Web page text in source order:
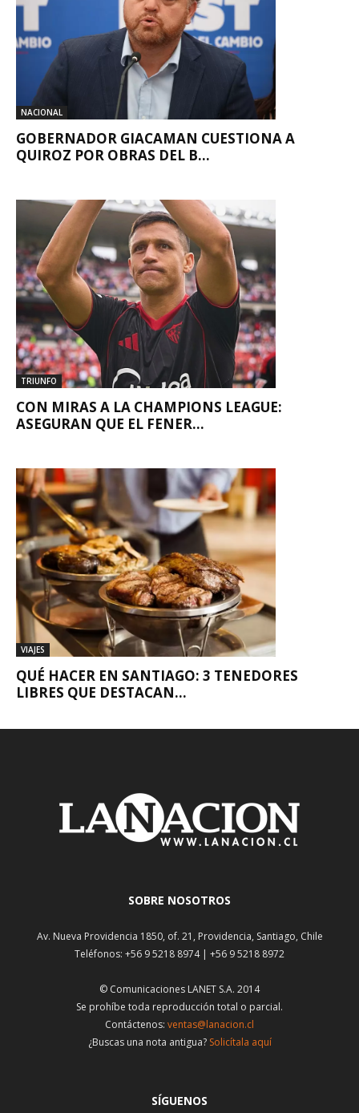
NACIONAL
GOBERNADOR GIACAMAN CUESTIONA A
QUIROZ POR OBRAS DEL B...
TRIUNFO
CON MIRAS A LA CHAMPIONS LEAGUE:
ASEGURAN QUE EL FENER...
VIAJES
QUÉ HACER EN SANTIAGO: 3 TENEDORES
LIBRES QUE DESTACAN...
SOBRE NOSOTROS
Av. Nueva Providencia 1850, of. 21, Providencia, Santiago, Chile
Teléfonos: +56 9 5218 8974 | +56 9 5218 8972
© Comunicaciones LANET S.A. 2014
Se prohíbe toda reproducción total o parcial.
Contáctenos: ventas@lanacion.cl
¿Buscas una nota antigua? Solicítala aquí
SÍGUENOS